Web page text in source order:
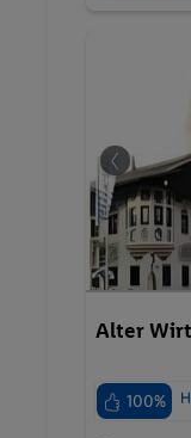
Alter Wirt
100%